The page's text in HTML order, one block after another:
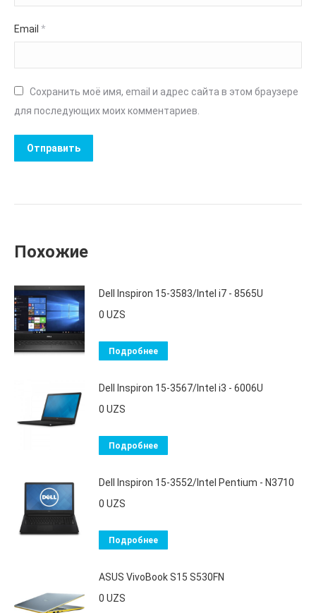
Email *
Сохранить моё имя, email и адрес сайта в этом браузере
для последующих моих комментариев.
Похожие
Dell Inspiron 15-3583/Intel i7 - 8565U
0 UZS
Подробнее
Dell Inspiron 15-3567/Intel i3 - 6006U
0 UZS
Подробнее
Dell Inspiron 15-3552/Intel Pentium - N3710
0 UZS
Подробнее
ASUS VivoBook S15 S530FN
0 UZS